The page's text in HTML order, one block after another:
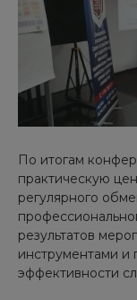
По итогам
практическую
регулярного
результатов
инструментами и
эффективности